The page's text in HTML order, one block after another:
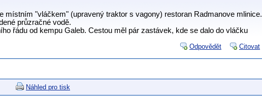
místním "vláčkem" (upravený traktor s vagony) restoran Radmanove mlinice.
průzračné vodě.
řádu od kempu Galeb. Cestou měl pár zastávek, kde se dalo do vláčku
Odpovědět Citovat
Náhled pro tisk